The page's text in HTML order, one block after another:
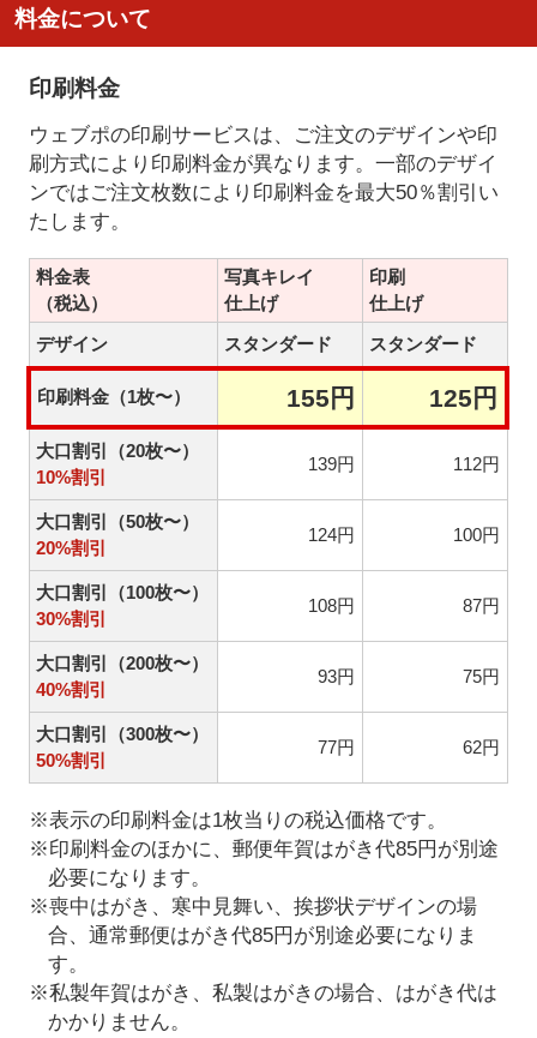
料金について
印刷料金
ウェブポの印刷サービスは、ご注文のデザインや印
刷方式により印刷料金が異なります。一部のデザイ
ンではご注文枚数により印刷料金を最大50％割引い
たします。
料金表
（税込）
写真キレイ
仕上げ
印刷
仕上げ
デザイン
スタンダード スタンダード
印刷料金（1枚〜） 155円 125円
大口割引（20枚〜）
10%割引
139円 112円
大口割引（50枚〜）
20%割引
124円 100円
大口割引（100枚〜）
30%割引
108円 87円
大口割引（200枚〜）
40%割引
93円 75円
大口割引（300枚〜）
50%割引
77円 62円
※表示の印刷料金は1枚当りの税込価格です。
※印刷料金のほかに、郵便年賀はがき代85円が別途
必要になります。
※喪中はがき、寒中見舞い、挨拶状デザインの場
合、通常郵便はがき代85円が別途必要になりま
す。
※私製年賀はがき、私製はがきの場合、はがき代は
かかりません。